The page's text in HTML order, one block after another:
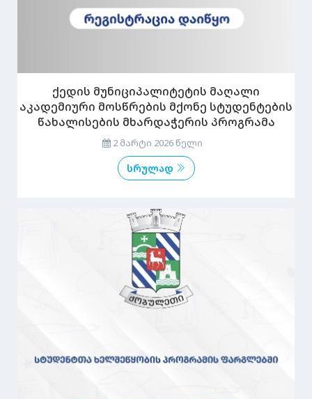
ქედის მუნიციპალიტეტის მაღალი
აკადემიური მოსწრების მქონე სტუდენტების
წახალისების მხარდაჭერის პროგრამა
2 მარტი 2026 წელი
სრულად